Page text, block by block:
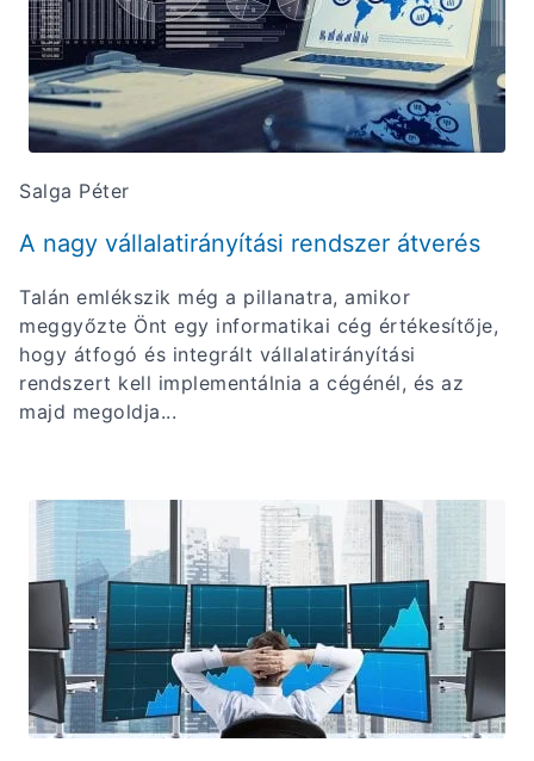
Salga Péter
A nagy vállalatirányítási rendszer átverés
Talán emlékszik még a pillanatra, amikor
meggyőzte Önt egy informatikai cég értékesítője,
hogy átfogó és integrált vállalatirányítási
rendszert kell implementálnia a cégénél, és az
majd megoldja...